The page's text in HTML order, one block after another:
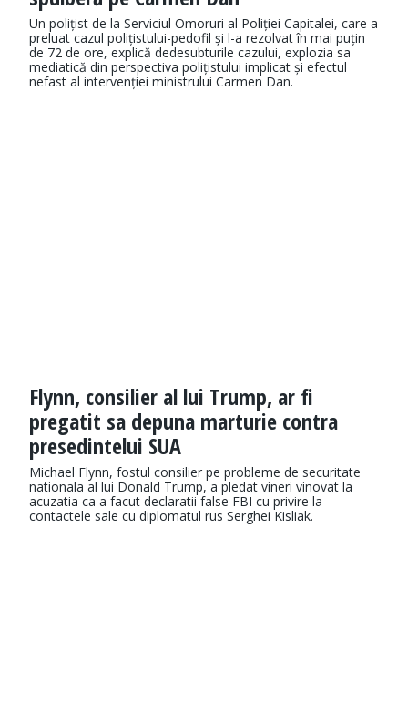
Un polițist de la Serviciul Omoruri al Poliției Capitalei, care a
preluat cazul polițistului-pedofil și l-a rezolvat în mai puțin
de 72 de ore, explică dedesubturile cazului, explozia sa
mediatică din perspectiva polițistului implicat și efectul
nefast al intervenției ministrului Carmen Dan.
Flynn, consilier al lui Trump, ar fi
pregatit sa depuna marturie contra
presedintelui SUA
Michael Flynn, fostul consilier pe probleme de securitate
nationala al lui Donald Trump, a pledat vineri vinovat la
acuzatia ca a facut declaratii false FBI cu privire la
contactele sale cu diplomatul rus Serghei Kisliak.